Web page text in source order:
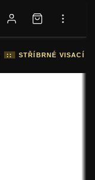
:: STŘÍBRNÉ VISACÍ